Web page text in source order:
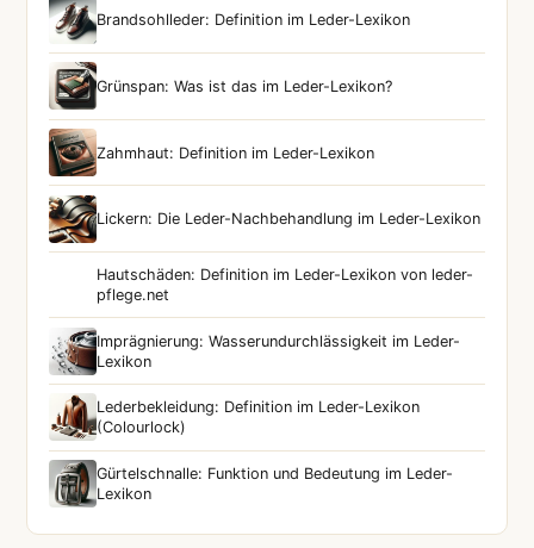
Brandsohlleder: Definition im Leder-Lexikon
Grünspan: Was ist das im Leder-Lexikon?
Zahmhaut: Definition im Leder-Lexikon
Lickern: Die Leder-Nachbehandlung im Leder-Lexikon
Hautschäden: Definition im Leder-Lexikon von leder-
pflege.net
Imprägnierung: Wasserundurchlässigkeit im Leder-
Lexikon
Lederbekleidung: Definition im Leder-Lexikon
(Colourlock)
Gürtelschnalle: Funktion und Bedeutung im Leder-
Lexikon